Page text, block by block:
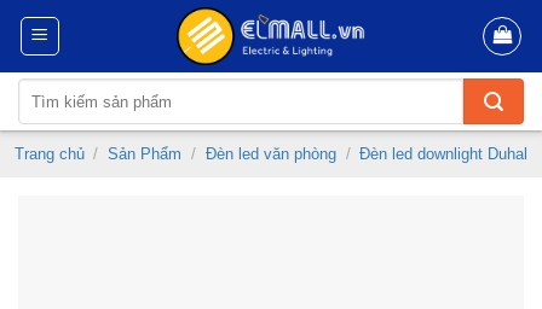
Skip
content
kiếm:
Trang chủ / Sản Phẩm / Đèn led văn phòng / Đèn led downlight Duhal